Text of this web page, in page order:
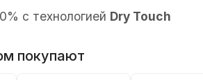
с технологией Dry Touch
покупают